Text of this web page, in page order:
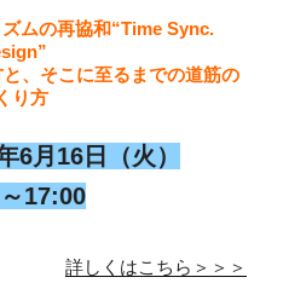
ムの再協和“Time Sync.
、そこに至るまでの道筋の
り方
6月16日（火）
17:00
詳しくはこちら＞＞＞